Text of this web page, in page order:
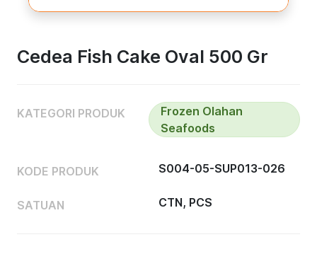
Cedea Fish Cake Oval 500 Gr
KATEGORI PRODUK
Frozen Olahan
Seafoods
KODE PRODUK S004-05-SUP013-026
SATUAN CTN, PCS